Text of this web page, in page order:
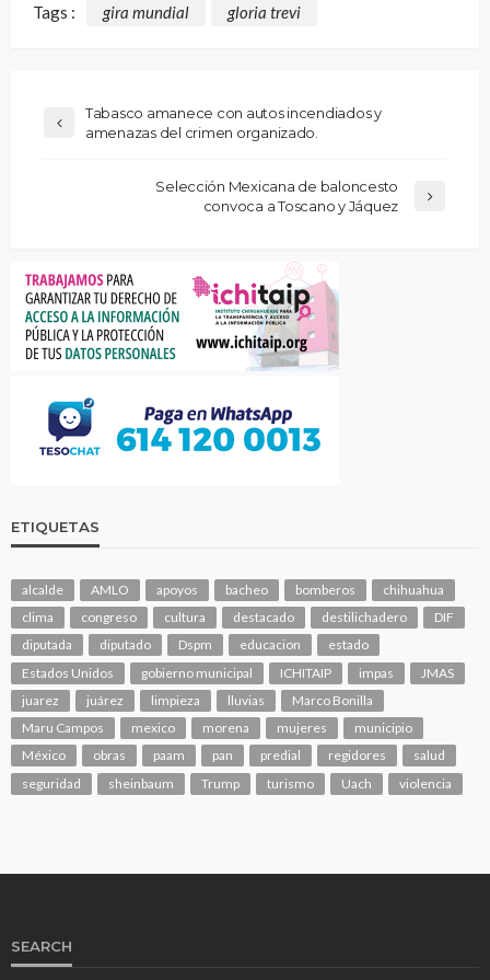
Tags : gira mundial gloria trevi
Tabasco amanece con autos incendiados y
amenazas del crimen organizado.
Selección Mexicana de baloncesto
convoca a Toscano y Jáquez
ETIQUETAS
alcalde AMLO apoyos bacheo bomberos
chihuahua
clima
congreso cultura destacado destilichadero
DIF
diputada
diputado Dspm educacion
estado
Estados Unidos
gobierno municipal ICHITAIP impas
JMAS
juarez
juárez limpieza lluvias
Marco Bonilla
Maru Campos
mexico morena mujeres
municipio
México
obras paam pan predial regidores
salud
seguridad
sheinbaum Trump turismo Uach violencia
SEARCH